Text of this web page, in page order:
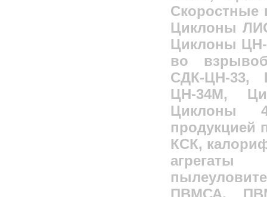
Скоростные
Циклоны
Циклоны
во
СДК-ЦН-33,
ЦН-34М,
Циклоны
продукцией
КСК,
ПВМСА,